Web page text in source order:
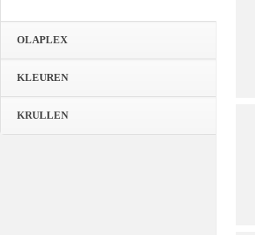
OLAPLEX
KLEUREN
KRULLEN